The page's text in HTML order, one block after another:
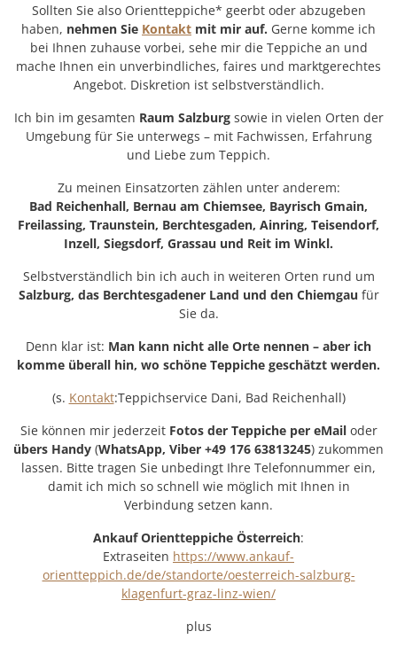
Sollten Sie also Orientteppiche* geerbt oder abzugeben
haben, nehmen Sie Kontakt mit mir auf. Gerne komme ich
bei Ihnen zuhause vorbei, sehe mir die Teppiche an und
mache Ihnen ein unverbindliches, faires und marktgerechtes
Angebot. Diskretion ist selbstverständlich.
Ich bin im gesamten Raum Salzburgsowie in vielen Orten der
Umgebung für Sie unterwegs – mit Fachwissen, Erfahrung
und Liebe zum Teppich.
Zu meinen Einsatzorten zählen unter anderem:
Bad Reichenhall, Bernau am Chiemsee, Bayrisch Gmain,
Freilassing, Traunstein, Berchtesgaden, Ainring, Teisendorf,
Inzell, Siegsdorf, Grassau und Reit im Winkl.
Selbstverständlich bin ich auch in weiteren Orten rund um
Salzburg, das Berchtesgadener Land und den Chiemgau für
Sie da.
Denn klar ist: Man kann nicht alle Orte nennen – aber ich
komme überall hin, wo schöne Teppiche geschätzt werden.
(s. Kontakt:Teppichservice Dani, Bad Reichenhall)
Sie können mir jederzeit Fotos der Teppiche per eMail oder
übers Handy (WhatsApp, Viber +49 176 63813245) zukommen
lassen. Bitte tragen Sie unbedingt Ihre Telefonnummer ein,
damit ich mich so schnell wie möglich mit Ihnen in
Verbindung setzen kann.
Ankauf Orientteppiche Österreich:
Extraseiten https://www.ankauf-
orientteppich.de/de/standorte/oesterreich-salzburg-
klagenfurt-graz-linz-wien/
plus